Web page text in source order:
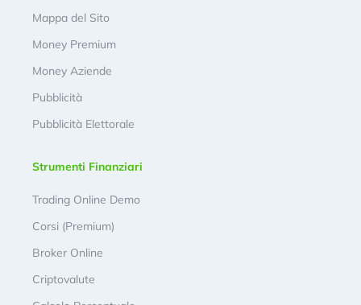
Mappa del Sito
Money Premium
Money Aziende
Pubblicità
Pubblicità Elettorale
Strumenti Finanziari
Trading Online Demo
Corsi (Premium)
Broker Online
Criptovalute